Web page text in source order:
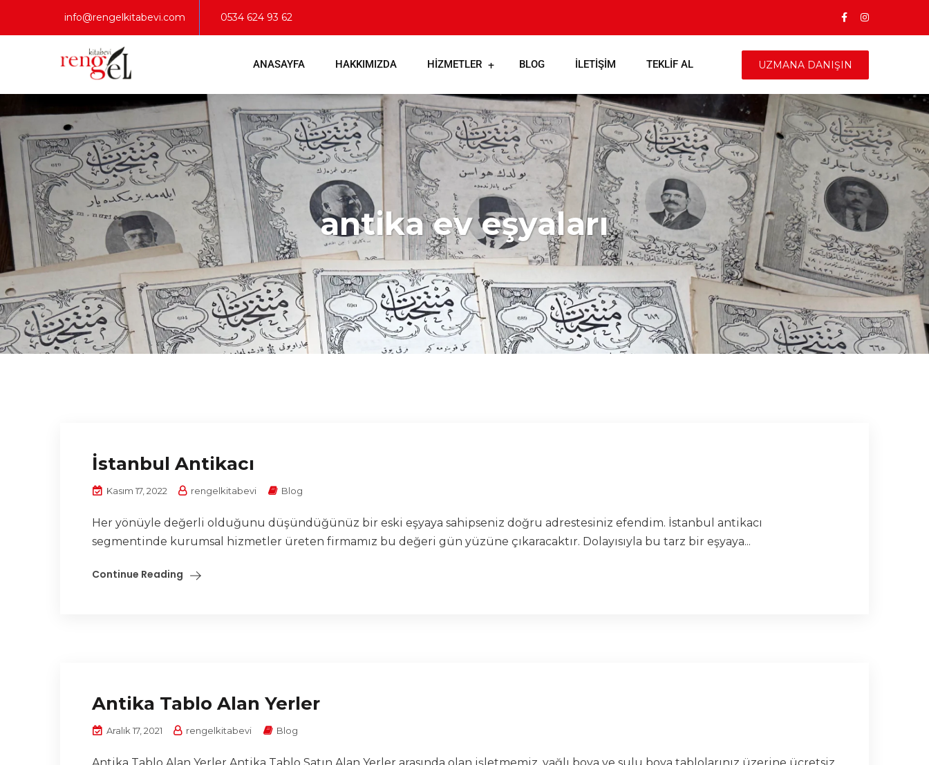
info@rengelkitabevi.com 0534 624 93 62
ANASAYFA HAKKIMIZDA HIZMETLER BLOG İLETIŞIM TEKLIF AL UZMANA DANIŞIN
antika ev eşyaları
İstanbul Antikacı
Kasım 17, 2022 rengelkitabevi Blog
Her yönüyle değerli olduğunu düşündüğünüz bir eski eşyaya sahipseniz doğru adrestesiniz efendim. İstanbul antikacı
segmentinde kurumsal hizmetler üreten firmamız bu değeri gün yüzüne çıkaracaktır. Dolayısıyla bu tarz bir eşyaya...
Continue Reading
Antika Tablo Alan Yerler
Aralık 17, 2021 rengelkitabevi Blog